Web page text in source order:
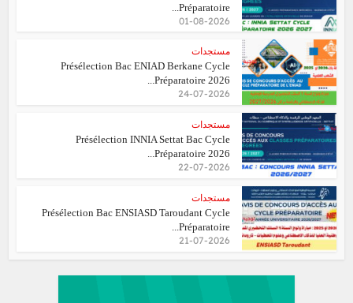
Préparatoire...
01-08-2026
مستجدات
Présélection Bac ENIAD Berkane Cycle
Préparatoire 2026...
24-07-2026
مستجدات
Présélection INNIA Settat Bac Cycle
Préparatoire 2026...
22-07-2026
مستجدات
Présélection Bac ENSIASD Taroudant Cycle
Préparatoire...
21-07-2026